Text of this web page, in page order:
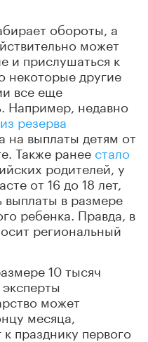
обороты, а
может
и прислушаться к
некоторые другие
все еще
Например, недавно
резерва
на выплаты детям от
Также ранее стало
родителей, у
от 16 до 18 лет,
выплаты в размере
ребенка. Правда, в
региональный
10 тысяч
может
месяца,
празднику первого